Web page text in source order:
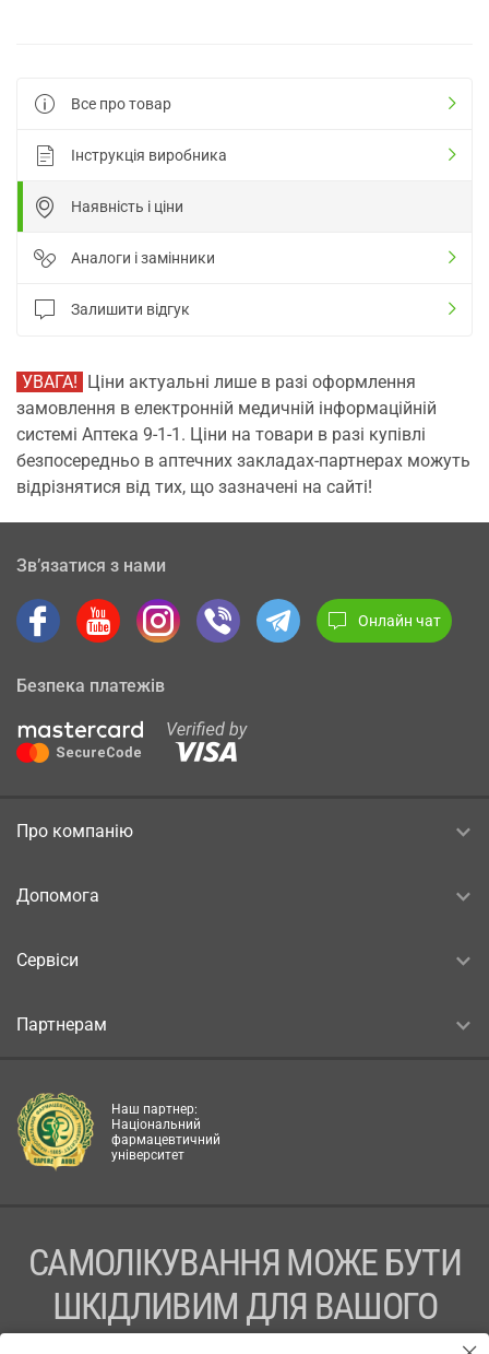
Все про товар
Інструкція виробника
Наявність і ціни
Аналоги і замінники
Залишити відгук
УВАГА! Ціни актуальні лише в разі оформлення
замовлення в електронній медичній інформаційній
системі Аптека 9-1-1. Ціни на товари в разі купівлі
безпосередньо в аптечних закладах-партнерах можуть
відрізнятися від тих, що зазначені на сайті!
Зв’язатися з нами
Онлайн чат
Безпека платежів
Про компанію
Допомога
Сервіси
Партнерам
Наш партнер:
Національний
фармацевтичний
університет
САМОЛІКУВАННЯ МОЖЕ БУТИ
ШКІДЛИВИМ ДЛЯ ВАШОГО